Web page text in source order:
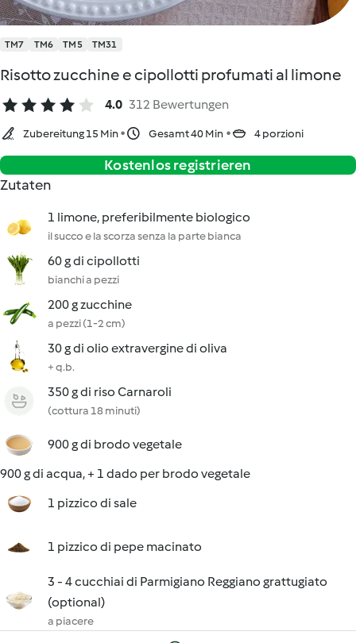
TM7 TM6 TM5 TM31
Risotto zucchine e cipollotti profumati al limone
4.0 312 Bewertungen
Zubereitung 15 Min Gesamt 40 Min 4 porzioni
Kostenlos registrieren
Zutaten
1 limone, preferibilmente biologico
il succo e la scorza senza la parte bianca
60 g di cipollotti
bianchi a pezzi
200 g zucchine
a pezzi (1-2 cm)
30 g di olio extravergine di oliva
+ q.b.
350 g di riso Carnaroli
(cottura 18 minuti)
900 g di brodo vegetale
900 g di acqua, + 1 dado per brodo vegetale
1 pizzico di sale
1 pizzico di pepe macinato
3 - 4 cucchiai di Parmigiano Reggiano grattugiato
(optional)
a piacere